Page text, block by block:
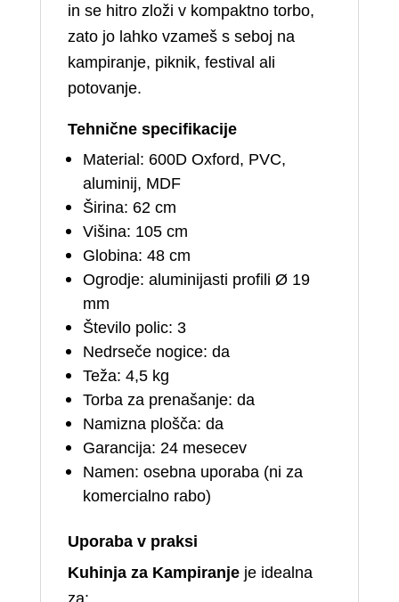
in se hitro zloži v kompaktno torbo,
zato jo lahko vzameš s seboj na
kampiranje, piknik, festival ali
potovanje.
Tehnične specifikacije
Material: 600D Oxford, PVC,
aluminij, MDF
Širina: 62 cm
Višina: 105 cm
Globina: 48 cm
Ogrodje: aluminijasti profili Ø 19
mm
Število polic: 3
Nedrseče nogice: da
Teža: 4,5 kg
Torba za prenašanje: da
Namizna plošča: da
Garancija: 24 mesecev
Namen: osebna uporaba (ni za
komercialno rabo)
Uporaba v praksi
Kuhinja za Kampiranjeje idealna
za: